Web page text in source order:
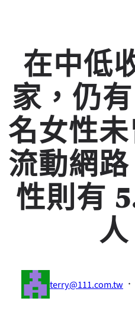
在中低
家，仍
名女性
流動網
性則有
人
terry@111.com.tw ·